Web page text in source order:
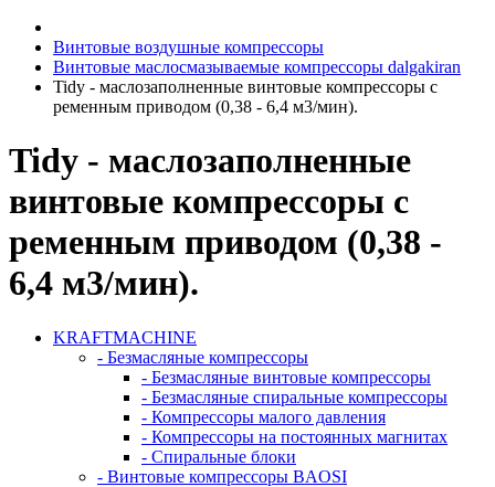
Винтовые воздушные компрессоры
Винтовые маслосмазываемые компрессоры dalgakiran
Tidy - маслозаполненные винтовые компрессоры с
ременным приводом (0,38 - 6,4 м3/мин).
Tidy - маслозаполненные
винтовые компрессоры с
ременным приводом (0,38 -
6,4 м3/мин).
KRAFTMACHINE
- Безмасляные компрессоры
- Безмасляные винтовые компрессоры
- Безмасляные спиральные компрессоры
- Компрессоры малого давления
- Компрессоры на постоянных магнитах
- Спиральные блоки
- Винтовые компрессоры BAOSI